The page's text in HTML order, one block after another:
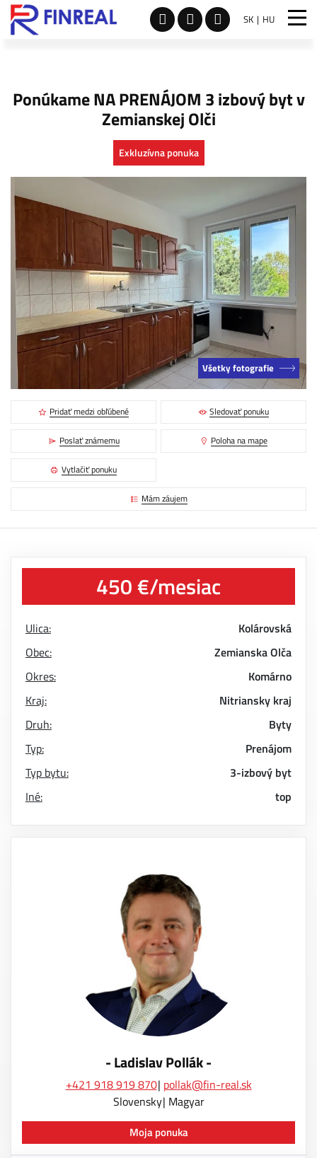
SK HU
Ponúkame NA PRENÁJOM 3 izbový byt v
Zemianskej Olči
Exkluzívna ponuka
Všetky fotografie
Pridať medzi obľúbené Sledovať ponuku
Poslať známemu Poloha na mape
Vytlačiť ponuku
Mám záujem
450 €/mesiac
Ulica:
Kolárovská
Obec:
Zemianska Olča
Okres:
Komárno
Kraj:
Nitriansky kraj
Druh:
Byty
Typ:
Prenájom
Typ bytu:
3-izbový byt
Iné:
top
- Ladislav Pollák -
+421 918 919 870 pollak@fin-real.sk
Slovensky Magyar
Moja ponuka